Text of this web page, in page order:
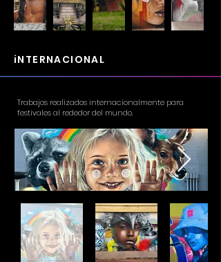
iNTERNACIONAL
Trabajos realizados internacionalmente para
festivales al rededor del mundo.